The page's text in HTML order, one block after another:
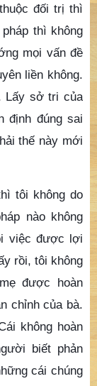
đối trị thì
thì không
mọi vấn đề
liền không.
Lấy sở tri của
định đúng sai
thế này mới
tôi không do
nào không
việc được lợi
rồi, tôi không
được hoàn
chỉnh của bà.
không hoàn
biết phản
cái chúng